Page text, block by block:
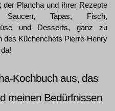
Plancha und ihrer Rezepte
Saucen, Tapas, Fisch,
und Desserts, ganz zu
des Küchenchefs Pierre-Henry
Kochbuch aus, das
meinen Bedürfnissen